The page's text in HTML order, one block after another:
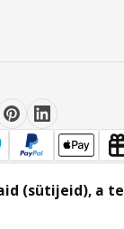
HU
(sütijeid), a te